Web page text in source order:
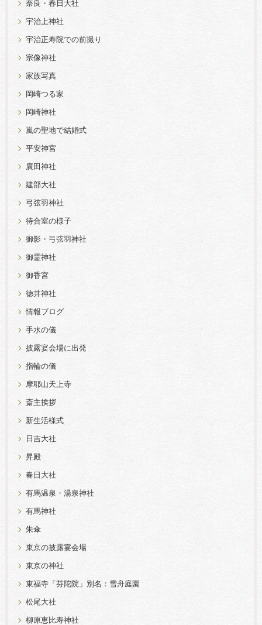
奈良・春日大社
宇治上神社
宇治正寿院での前撮り
宗像神社
家族写真
岡崎つる家
岡崎神社
嵐の聖地で結婚式
平安神宮
廣田神社
建部大社
弓弦羽神社
待合室の様子
御影・弓弦羽神社
御霊神社
御香宮
徳井神社
情報ブログ
手水の儀
披露宴会場に出発
指輪の儀
摩耶山天上寺
斎主挨拶
新生活様式
日吉大社
昇殿
春日大社
有馬温泉・湯泉神社
有馬神社
朱傘
東京の披露宴会場
東京の神社
東福寺「芬陀院」別名：雪舟庭園
松尾大社
柳原恵比寿神社